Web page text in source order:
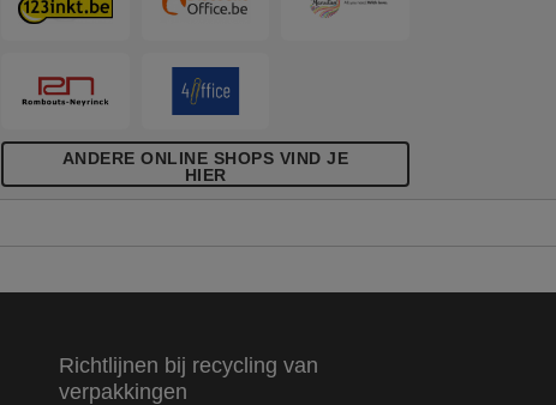
ANDERE ONLINE SHOPS VIND JE
HIER
Richtlijnen bij recycling van
verpakkingen